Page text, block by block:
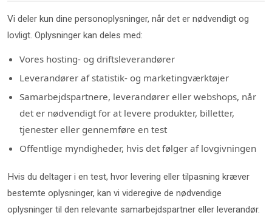
Vi deler kun dine personoplysninger, når det er nødvendigt og
lovligt. Oplysninger kan deles med:
Vores hosting- og driftsleverandører
Leverandører af statistik- og marketingværktøjer
Samarbejdspartnere, leverandører eller webshops, når
det er nødvendigt for at levere produkter, billetter,
tjenester eller gennemføre en test
Offentlige myndigheder, hvis det følger af lovgivningen
Hvis du deltager i en test, hvor levering eller tilpasning kræver
bestemte oplysninger, kan vi videregive de nødvendige
oplysninger til den relevante samarbejdspartner eller leverandør.